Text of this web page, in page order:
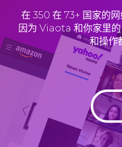
在 350 在 73+ 国家的网
因为 Viaota 和你家里
和操作